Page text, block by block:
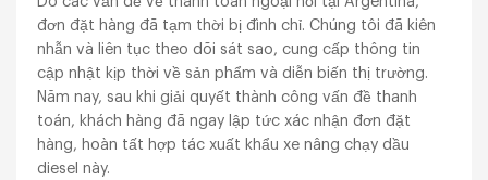
đơn đặt hàng đã tạm thời bị đình chỉ. Chúng tôi đã kiên
nhẫn và liên tục theo dõi sát sao, cung cấp thông tin
cập nhật kịp thời về sản phẩm và diễn biến thị trường.
Năm nay, sau khi giải quyết thành công vấn đề thanh
toán, khách hàng đã ngay lập tức xác nhận đơn đặt
hàng, hoàn tất hợp tác xuất khẩu xe nâng chạy dầu
diesel này.